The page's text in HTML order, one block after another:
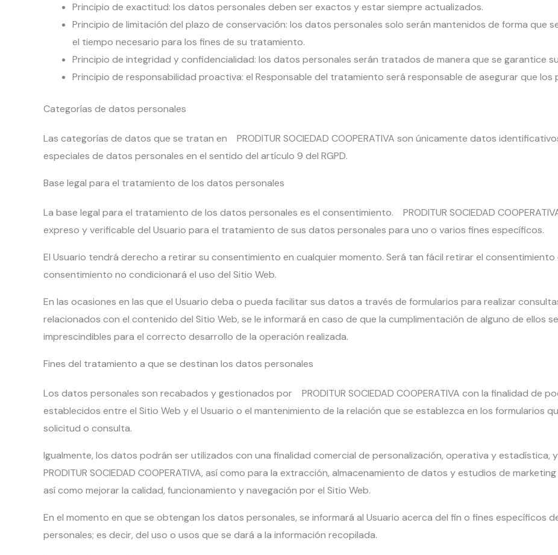
Principio de exactitud: los datos personales deben ser exactos y estar siempre actualizados.
Principio de limitación del plazo de conservación: los datos personales solo serán mantenidos de forma que
el tiempo necesario para los fines de su tratamiento.
Principio de integridad y confidencialidad: los datos personales serán tratados de manera que se garantice
Principio de responsabilidad proactiva: el Responsable del tratamiento será responsable de asegurar que los
Categorías de datos personales
Las categorías de datos que se tratan en PRODITUR SOCIEDAD COOPERATIVA son únicamente datos
especiales de datos personales en el sentido del artículo 9 del RGPD.
Base legal para el tratamiento de los datos personales
La base legal para el tratamiento de los datos personales es el consentimiento. PRODITUR SOCIEDAD
expreso y verificable del Usuario para el tratamiento de sus datos personales para uno o varios fines específicos.
El Usuario tendrá derecho a retirar su consentimiento en cualquier momento. Será tan fácil retirar el
consentimiento no condicionará el uso del Sitio Web.
En las ocasiones en las que el Usuario deba o pueda facilitar sus datos a través de formularios para realizar
relacionados con el contenido del Sitio Web, se le informará en caso de que la cumplimentación de alguno de ellos
imprescindibles para el correcto desarrollo de la operación realizada.
Fines del tratamiento a que se destinan los datos personales
Los datos personales son recabados y gestionados por PRODITUR SOCIEDAD COOPERATIVA con la finalidad de
establecidos entre el Sitio Web y el Usuario o el mantenimiento de la relación que se establezca en los formularios
solicitud o consulta.
Igualmente, los datos podrán ser utilizados con una finalidad comercial de personalización, operativa y
PRODITUR SOCIEDAD COOPERATIVA, así como para la extracción, almacenamiento de datos y estudios de
así como mejorar la calidad, funcionamiento y navegación por el Sitio Web.
En el momento en que se obtengan los datos personales, se informará al Usuario acerca del fin o fines específicos
personales; es decir, del uso o usos que se dará a la información recopilada.